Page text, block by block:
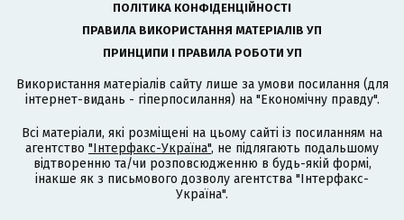
ПОЛІТИКА КОНФІДЕНЦІЙНОСТІ
ПРАВИЛА ВИКОРИСТАННЯ МАТЕРІАЛІВ УП
ПРИНЦИПИ І ПРАВИЛА РОБОТИ УП
Використання матеріалів сайту лише за умови посилання (для
інтернет-видань - гіперпосилання) на "Економічну правду".
Всі матеріали, які розміщені на цьому сайті із посиланням на
агентство "Інтерфакс-Україна", не підлягають подальшому
відтворенню та/чи розповсюдженню в будь-якій формі,
інакше як з письмового дозволу агентства "Інтерфакс-
Україна".